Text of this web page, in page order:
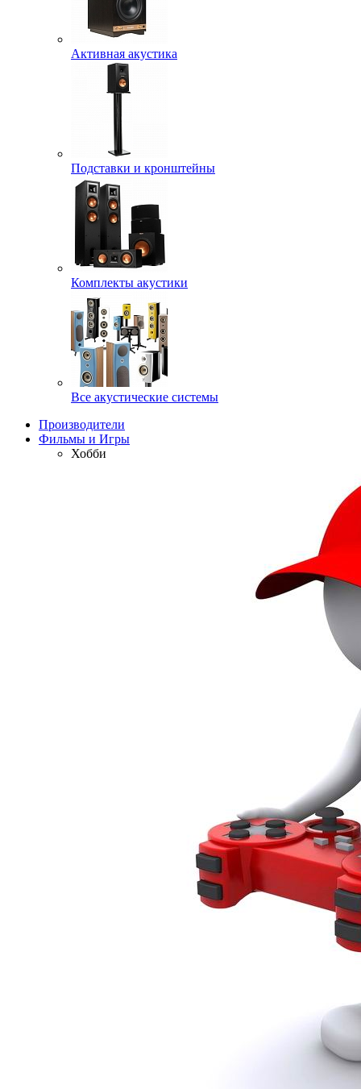
Активная акустика
Подставки и кронштейны
Комплекты акустики
Все акустические системы
Производители
Фильмы и Игры
Хобби